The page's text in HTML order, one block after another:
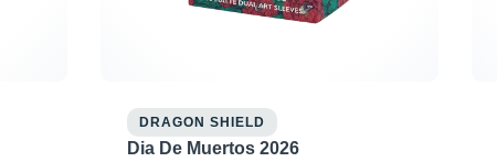
DRAGON SHIELD
Dia De Muertos 2026